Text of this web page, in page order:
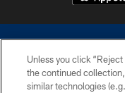
Unless you click
the continued
similar technologies